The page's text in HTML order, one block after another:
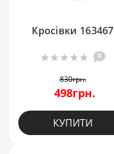
Кросівки 163467
0
830грн.
498грн.
КУПИТИ